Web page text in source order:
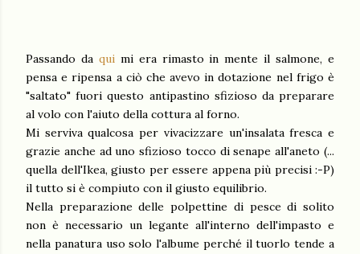
Passando da quimi era rimasto in mente il salmone, e
pensa e ripensa a ciò che avevo in dotazione nel frigo è
"saltato" fuori questo antipastino sfizioso da preparare
al volo con l'aiuto della cottura al forno.
Mi serviva qualcosa per vivacizzare un'insalata fresca e
grazie anche ad uno sfizioso tocco di senape all'aneto (...
quella dell'Ikea, giusto per essere appena più precisi :-P)
il tutto si è compiuto con il giusto equilibrio.
Nella preparazione delle polpettine di pesce di solito
non è necessario un legante all'interno dell'impasto e
nella panatura uso solo l'albume perché il tuorlo tende a